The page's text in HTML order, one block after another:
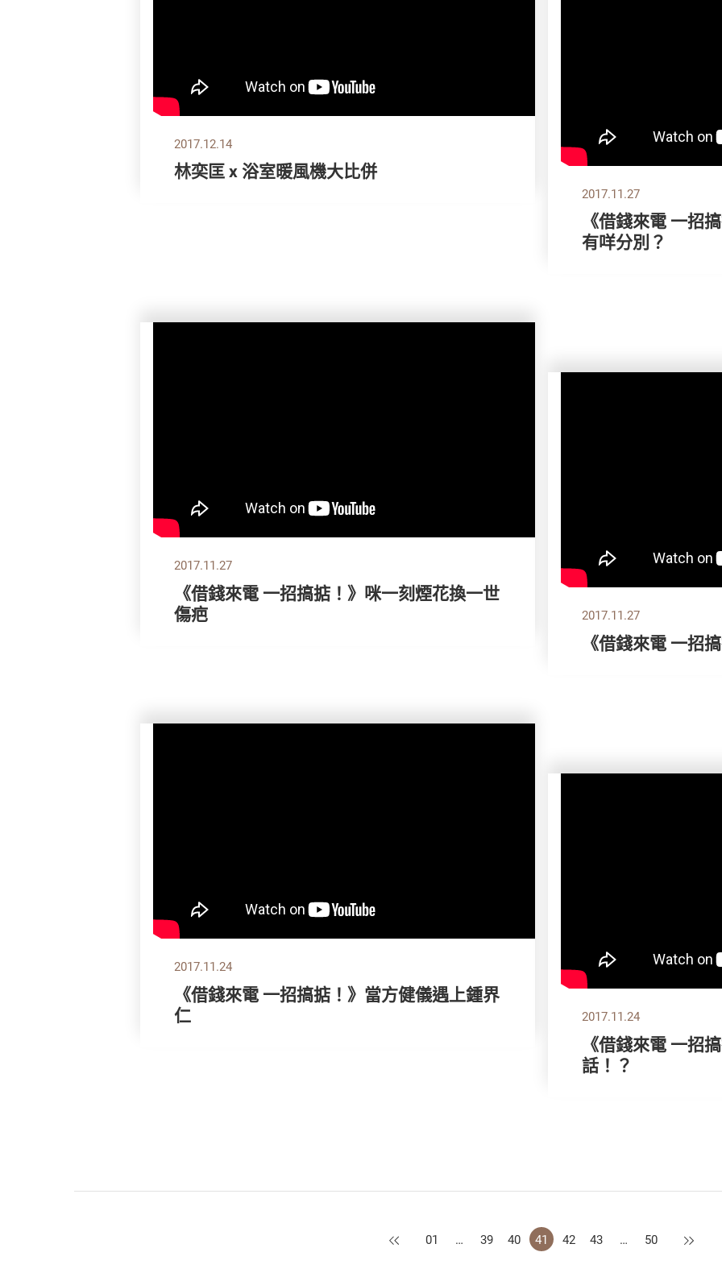
2017.12.14
林奕匡 x 浴室暖風機大比併
2017.11.27
《借錢來電 一招
有咩分別？
2017.11.27
《借錢來電 一招搞掂！》咪一刻煙花換一世
傷疤
2017.11.27
《借錢來電 一招
2017.11.24
《借錢來電 一招搞掂！》當方健儀遇上鍾界
仁
2017.11.24
《借錢來電 一招
話！？
上一頁
01 … 39 40 41 42 43 … 50 下一頁